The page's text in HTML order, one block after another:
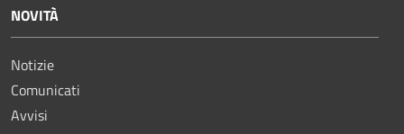
NOVITÀ
Notizie
Comunicati
Avvisi